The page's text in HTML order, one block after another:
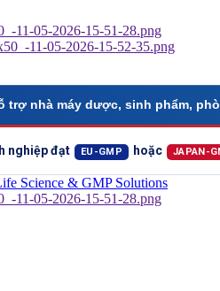
trợ nhà máy dược, sinh phẩm,
nghiệp đạt EU-GMP hoặc JAPAN-